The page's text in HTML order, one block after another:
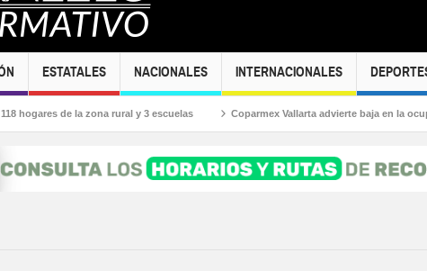
ESTATALES NACIONALES INTERNACIONALES
de la zona rural y 3 escuelas Coparmex Vallarta advierte baja en la